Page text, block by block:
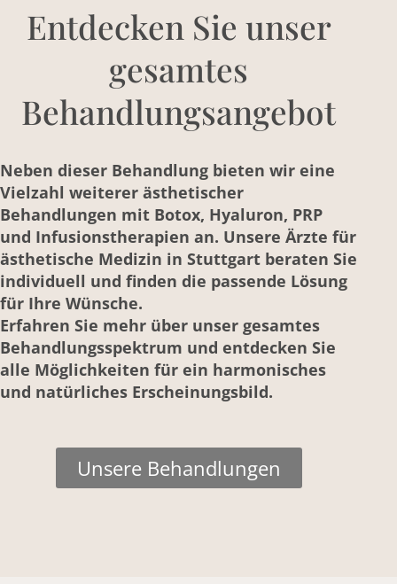
Entdecken Sie unser
gesamtes
Behandlungsangebot
Neben dieser Behandlung bieten wir eine
Vielzahl weiterer ästhetischer
Behandlungen mit Botox, Hyaluron, PRP
und Infusionstherapien an. Unsere Ärzte für
ästhetische Medizin in Stuttgart beraten Sie
individuell und finden die passende Lösung
für Ihre Wünsche.
Erfahren Sie mehr über unser gesamtes
Behandlungsspektrum und entdecken Sie
alle Möglichkeiten für ein harmonisches
und natürliches Erscheinungsbild.
Unsere Behandlungen